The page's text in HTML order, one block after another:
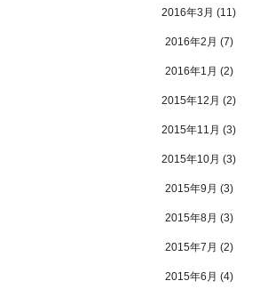
2016年3月 (11)
2016年2月 (7)
2016年1月 (2)
2015年12月 (2)
2015年11月 (3)
2015年10月 (3)
2015年9月 (3)
2015年8月 (3)
2015年7月 (2)
2015年6月 (4)